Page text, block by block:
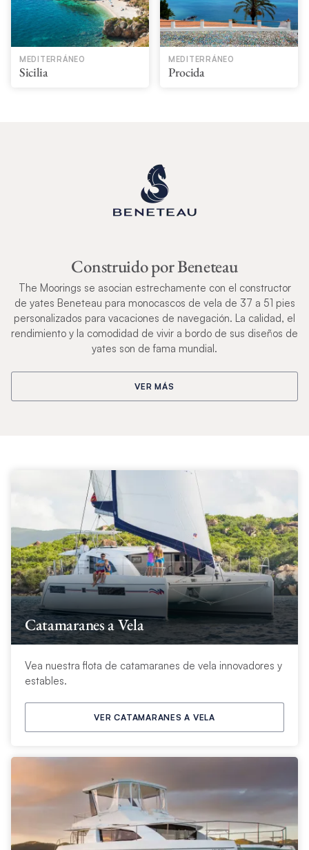
MEDITERRÁNEO
Sicilia
MEDITERRÁNEO
Procida
Construido por Beneteau
The Moorings se asocian estrechamente con el constructor
de yates Beneteau para monocascos de vela de 37 a 51 pies
personalizados para vacaciones de navegación. La calidad, el
rendimiento y la comodidad de vivir a bordo de sus diseños de
yates son de fama mundial.
VER MÁS
Catamaranes a Vela
Vea nuestra flota de catamaranes de vela innovadores y
estables.
VER CATAMARANES A VELA